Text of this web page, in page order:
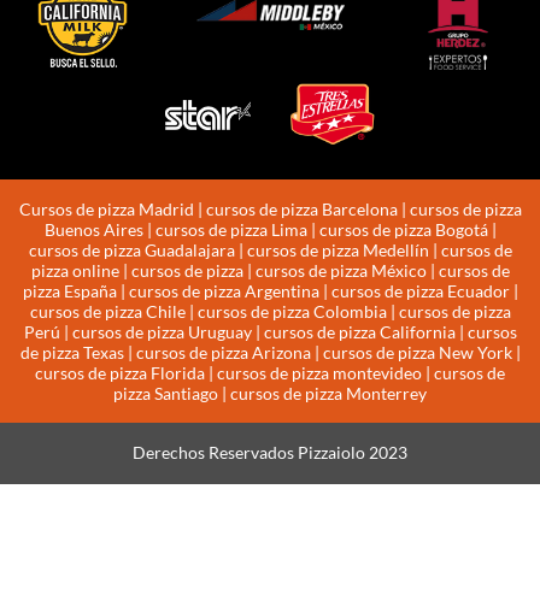
Cursos de pizza Madrid | cursos de pizza Barcelona | cursos de pizza
Buenos Aires | cursos de pizza Lima | cursos de pizza Bogotá |
cursos de pizza Guadalajara | cursos de pizza Medellín | cursos de
pizza online | cursos de pizza | cursos de pizza México | cursos de
pizza España | cursos de pizza Argentina | cursos de pizza Ecuador |
cursos de pizza Chile | cursos de pizza Colombia | cursos de pizza
Perú | cursos de pizza Uruguay | cursos de pizza California | cursos
de pizza Texas | cursos de pizza Arizona | cursos de pizza New York |
cursos de pizza Florida | cursos de pizza montevideo | cursos de
pizza Santiago | cursos de pizza Monterrey
Derechos Reservados Pizzaiolo 2023